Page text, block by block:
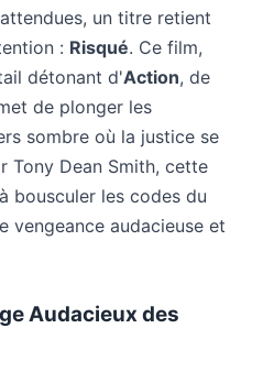
un titre retient
: Risqué. Ce film,
détonant d'Action, de
de plonger les
sombre où la justice se
Tony Dean Smith, cette
bousculer les codes du
vengeance audacieuse et
Audacieux des